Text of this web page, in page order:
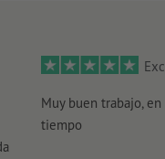
Muy buen trabajo,
tiempo